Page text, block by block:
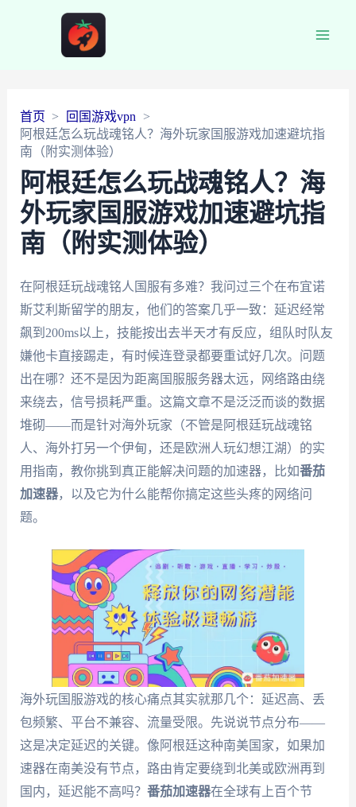
首页
回国游戏vpn
阿根廷怎么玩战魂铭人？海外玩家国服游戏加速避坑指
南（附实测体验）
阿根廷怎么玩战魂铭人？海
外玩家国服游戏加速避坑指
南（附实测体验）
在阿根廷玩战魂铭人国服有多难？我问过三个在布宜诺
斯艾利斯留学的朋友，他们的答案几乎一致：延迟经常
飙到200ms以上，技能按出去半天才有反应，组队时队友
嫌他卡直接踢走，有时候连登录都要重试好几次。问题
出在哪？还不是因为距离国服服务器太远，网络路由绕
来绕去，信号损耗严重。这篇文章不是泛泛而谈的数据
堆砌——而是针对海外玩家（不管是阿根廷玩战魂铭
人、海外打另一个伊甸，还是欧洲人玩幻想江湖）的实
用指南，教你挑到真正能解决问题的加速器，比如番茄
加速器，以及它为什么能帮你搞定这些头疼的网络问
题。
海外玩国服游戏的核心痛点其实就那几个：延迟高、丢
包频繁、平台不兼容、流量受限。先说说节点分布——
这是决定延迟的关键。像阿根廷这种南美国家，如果加
速器在南美没有节点，路由肯定要绕到北美或欧洲再到
国内，延迟能不高吗？ 番茄加速器在全球有上百个节